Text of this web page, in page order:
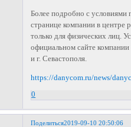
Более подробно с
странице компании в
только для физических лиц.
официальном сайте компании
и г. Севастополя.
https://danycom.ru/news/
0
Поделиться2019-09-10 20:50:06